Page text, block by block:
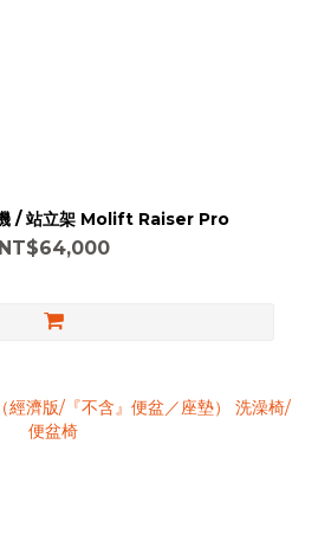
魔立站立式移位機 / 站立架 Molift Raiser Pro
NT$64,000